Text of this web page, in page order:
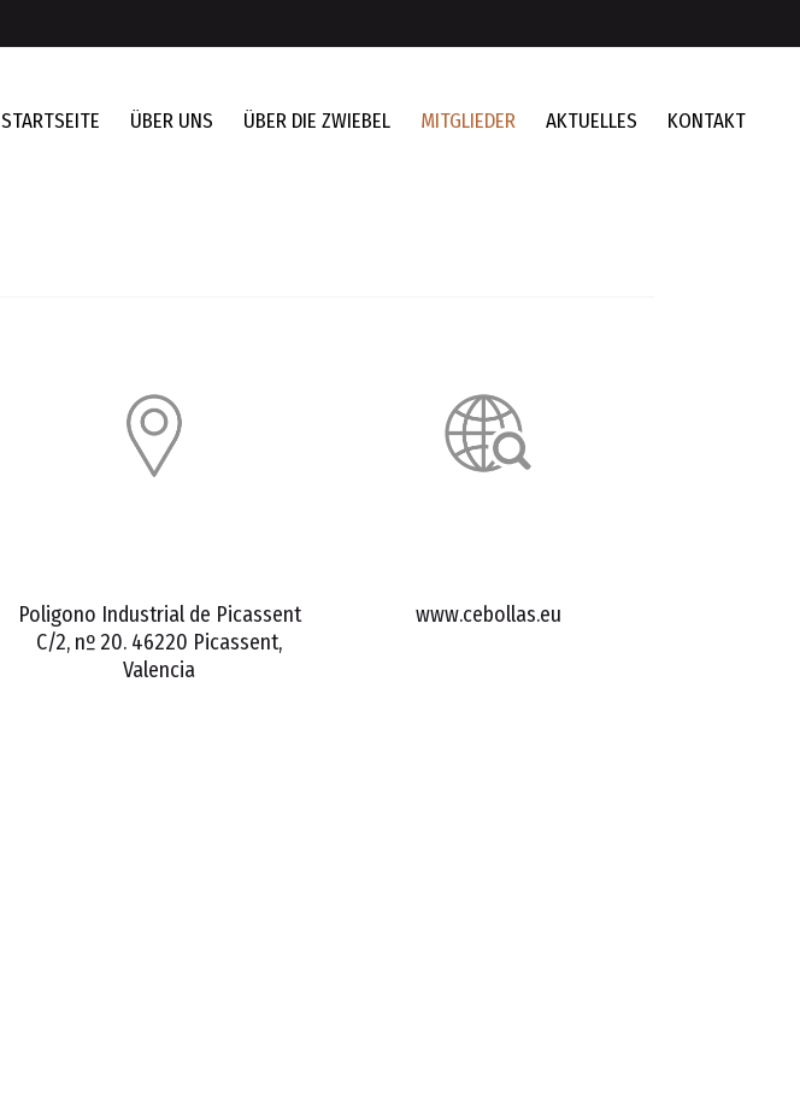
STARTSEITE ÜBER UNS ÜBER DIE ZWIEBEL MITGLIEDER AKTUELLES KONTAKT
Poligono Industrial de Picassent
C/2, nº 20. 46220 Picassent,
Valencia
www.cebollas.eu